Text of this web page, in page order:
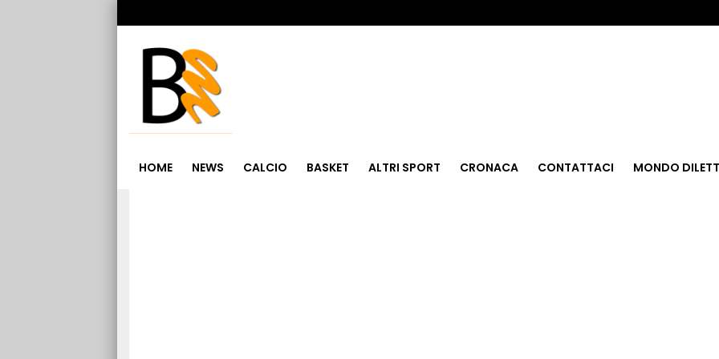
HOME NEWS CALCIO BASKET ALTRI SPORT CRONACA CONTATTACI MONDO